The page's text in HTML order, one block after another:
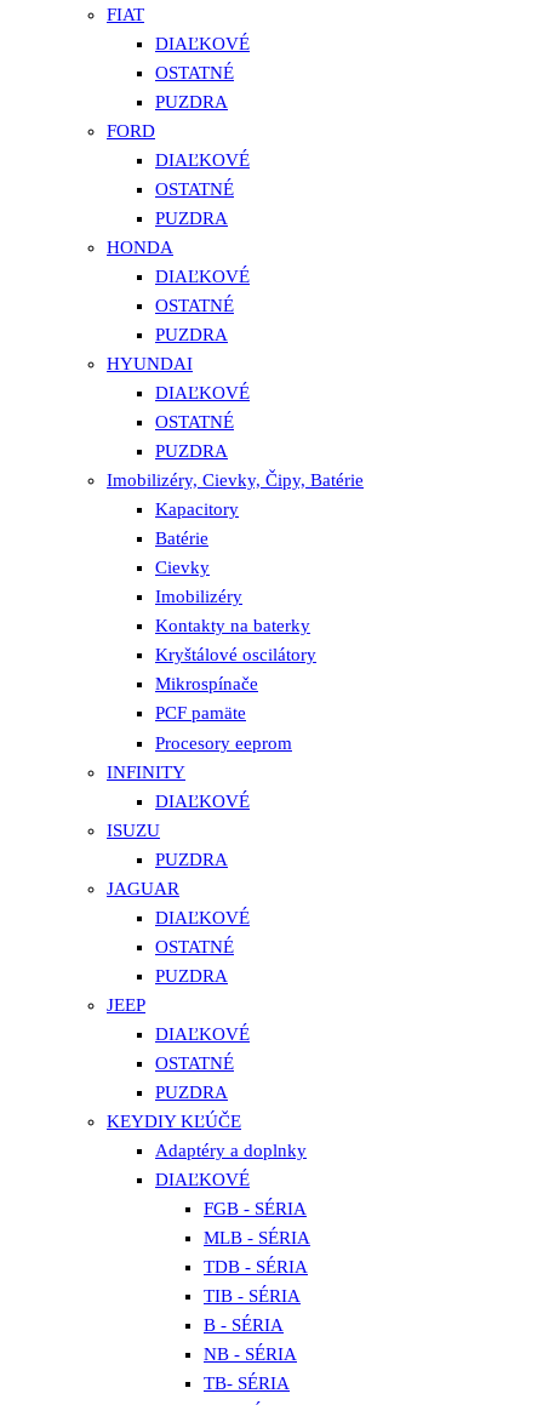
FIAT
DIAĽKOVÉ
OSTATNÉ
PUZDRA
FORD
DIAĽKOVÉ
OSTATNÉ
PUZDRA
HONDA
DIAĽKOVÉ
OSTATNÉ
PUZDRA
HYUNDAI
DIAĽKOVÉ
OSTATNÉ
PUZDRA
Imobilizéry, Cievky, Čipy, Batérie
Kapacitory
Batérie
Cievky
Imobilizéry
Kontakty na baterky
Kryštálové oscilátory
Mikrospínače
PCF pamäte
Procesory eeprom
INFINITY
DIAĽKOVÉ
ISUZU
PUZDRA
JAGUAR
DIAĽKOVÉ
OSTATNÉ
PUZDRA
JEEP
DIAĽKOVÉ
OSTATNÉ
PUZDRA
KEYDIY KĽÚČE
Adaptéry a doplnky
DIAĽKOVÉ
FGB - SÉRIA
MLB - SÉRIA
TDB - SÉRIA
TIB - SÉRIA
B - SÉRIA
NB - SÉRIA
TB- SÉRIA